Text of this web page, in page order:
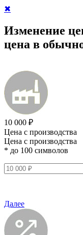
✖
Изменение
цена в
10 000 ₽
Цена с производства
Цена с производства
* до 100 символов
Далее